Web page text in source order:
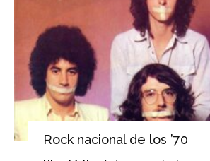
Rock nacional de los ’70